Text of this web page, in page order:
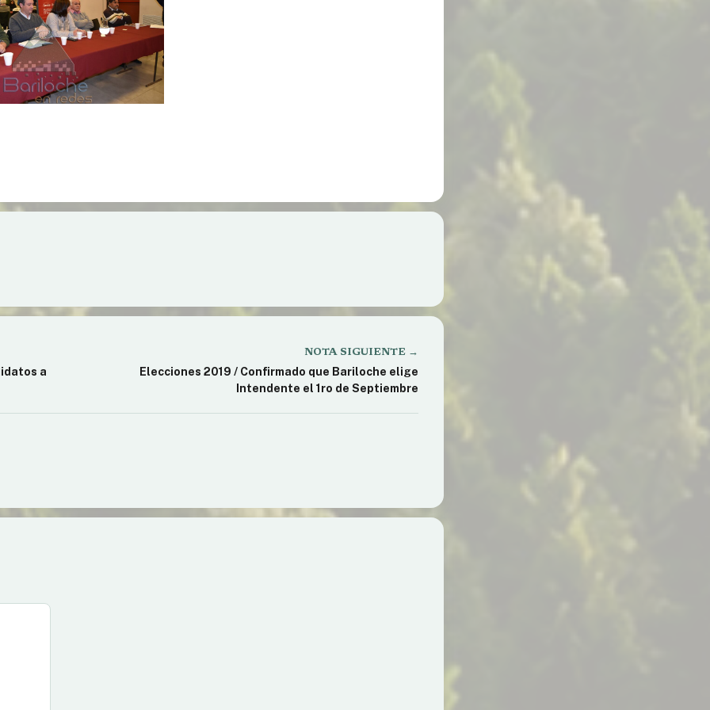
a
NOTA SIGUIENTE →
Elecciones 2019 / Confirmado que Bariloche elige
Intendente el 1ro de Septiembre